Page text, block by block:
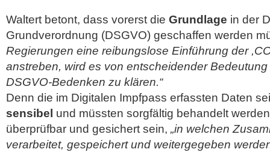
Waltert betont, dass vorerst die Grundlage in der
Grundverordnung (DSGVO) geschaffen werden
Regierungen eine reibungslose Einführung der
anstreben, wird es von entscheidender
DSGVO-Bedenken zu klären.“
Denn die im Digitalen Impfpass erfassten Daten
sensibel und müssten sorgfältig behandelt
überprüfbar und gesichert sein, „in welchen
verarbeitet, gespeichert und weitergegeben